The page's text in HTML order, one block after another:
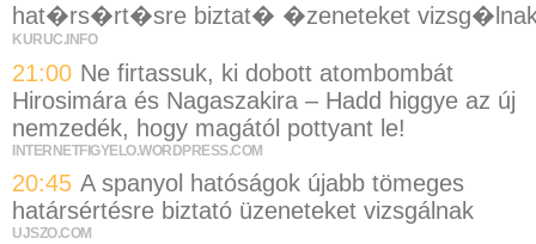
hat�rs�rt�sre biztat� �zeneteket
KURUC.INFO
21:00 Ne firtassuk, ki dobott atombombát
Hirosimára és Nagaszakira – Hadd higgye az új
nemzedék, hogy magától pottyant le!
INTERNETFIGYELO.WORDPRESS.COM
20:45 A spanyol hatóságok újabb tömeges
határsértésre biztató üzeneteket vizsgálnak
UJSZO.COM